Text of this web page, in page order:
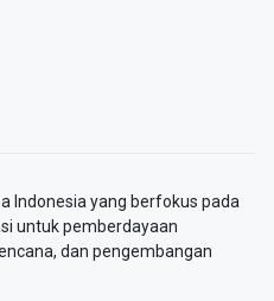
Indonesia yang berfokus pada
untuk pemberdayaan
dan pengembangan